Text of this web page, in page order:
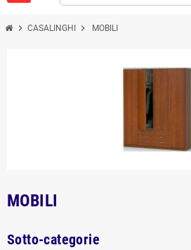
chevron_right CASALINGHI chevron_right MOBILI
MOBILI
Sotto-categorie